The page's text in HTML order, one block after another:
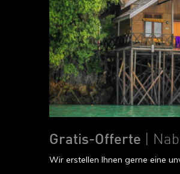
Gratis-Offerte |
Wir erstellen Ihnen gerne eine